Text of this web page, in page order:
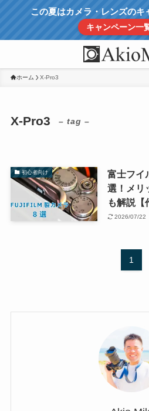
この夏はカメラ・レンズのキ
キャンペーン一
ホーム X-Pro3
X-Pro3 – tag –
初心者向け
富士フイ
選！メリ
も解説【
2026/07/22
1